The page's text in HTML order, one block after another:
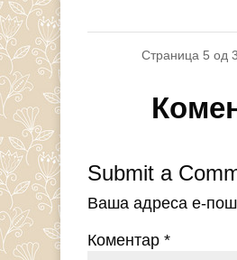
Страница 5 од
Submit a
Ваша адреса е-
Коментар*